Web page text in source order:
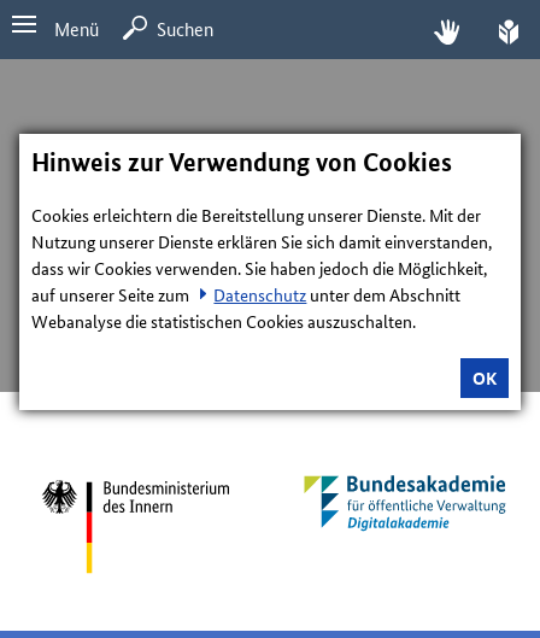
Menü Suchen
Hinweis zur Verwendung von Cookies
Cookies erleichtern die Bereitstellung unserer Dienste. Mit der
Nutzung unserer Dienste erklären Sie sich damit einverstanden,
dass wir Cookies verwenden. Sie haben jedoch die Möglichkeit,
auf unserer Seite zum
Datenschutz unter dem Abschnitt
Webanalyse die statistischen Cookies auszuschalten.
OK